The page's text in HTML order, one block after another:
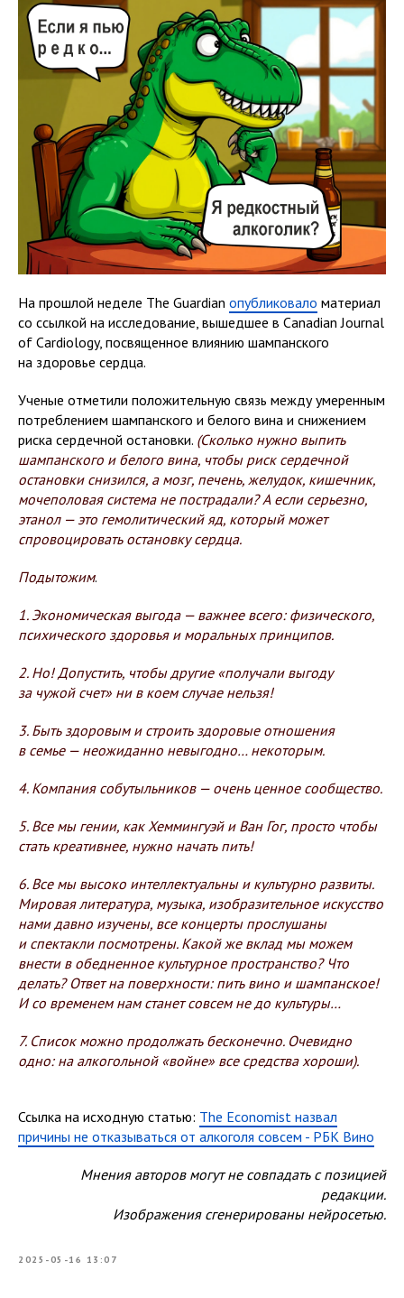
На прошлой неделе The Guardian опубликовало материал
со ссылкой на исследование, вышедшее в Canadian Journal
of Cardiology, посвященное влиянию шампанского
на здоровье сердца.
Ученые отметили положительную связь между умеренным
потреблением шампанского и белого вина и снижением
риска сердечной остановки. (Сколько нужно выпить
шампанского и белого вина, чтобы риск сердечной
остановки снизился, а мозг, печень, желудок, кишечник,
мочеполовая система не пострадали? А если серьезно,
этанол — это гемолитический яд, который может
спровоцировать остановку сердца.
Подытожим.
1. Экономическая выгода — важнее всего: физического,
психического здоровья и моральных принципов.
2. Но! Допустить, чтобы другие «получали выгоду
за чужой счет» ни в коем случае нельзя!
3. Быть здоровым и строить здоровые отношения
в семье — неожиданно невыгодно… некоторым.
4. Компания собутыльников — очень ценное сообщество.
5. Все мы гении, как Хеммингуэй и Ван Гог, просто чтобы
стать креативнее, нужно начать пить!
6. Все мы высоко интеллектуальны и культурно развиты.
Мировая литература, музыка, изобразительное искусство
нами давно изучены, все концерты прослушаны
и спектакли посмотрены. Какой же вклад мы можем
внести в обедненное культурное пространство? Что
делать? Ответ на поверхности: пить вино и шампанское!
И со временем нам станет совсем не до культуры…
7. Список можно продолжать бесконечно. Очевидно
одно: на алкогольной «войне» все средства хороши).
Ссылка на исходную статью: The Economist назвал
причины не отказываться от алкоголя совсем - РБК Вино
Мнения авторов могут не совпадать с позицией
редакции.
Изображения сгенерированы нейросетью.
2025-05-16 13:07